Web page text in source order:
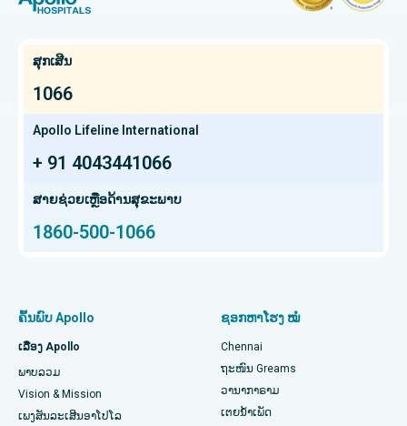
ຊອກຫາແພດຊ່ຽວຊານດ້ານກະເພາະອາຫານ
ຊອກຫາແພດຜ່າຕັດປ່ຽນຖ່າຍອະໄວຍະວະ
ຊອກຫາຜູ້ຊ່ຽວຊານດ້ານຫູ ດັງ ດັງ ແລະ ດັງ
ຊອກຫາໝໍແຂ້ວ
ໂຮງໝໍທີ່ດີທີ່ສຸດໃນ OMR, Chennai
ໂຮງໝໍມະເຮັງທີ່ດີທີ່ສຸດໃນ Bhat, Gandhinagar, Ahmedabad
ໂຮງໝໍມະເຮັງທີ່ດີທີ່ສຸດໃນເມືອງອີເລັກໂທຣນິກ, ບັງກາລໍ
ໂຮງໝໍມະເຮັງທີ່ດີທີ່ສຸດໃນ Teynampet, Chennai
ໂຮງໝໍມະເຮັງທີ່ດີທີ່ສຸດໃນ HSR Layout, Bangalore
ສູນມະເຮັງໂປຣຕອນທີ່ດີທີ່ສຸດໃນ Chennai
ໂຮງໝໍເດັກທີ່ດີທີ່ສຸດໃນ Thousand Lights, Chennai
ໂຮງໝໍທີ່ດີທີ່ສຸດໃນ PH Road, Chennai
ສູນຫົວໃຈທີ່ດີທີ່ສຸດໃນ Thousand Lights, Chennai
ໂຮງໝໍທີ່ດີທີ່ສຸດໃນ Jubilee Hills, Hyderabad
ການຕັດມົດລູກ
Kidney Transplant
Extracorporeal Shockwave Lithotripsy
Liver transplant
ການປັ້ນປອດ
ສະໂພກ Arthroscopy
Total Hip Replacement
ໄວຕິດຕາມການທົດແທນ Knee Knee
Sleeve Gastrectomy
ການຜ່າຕັດ Lasik
ສຸກເສີນ
1066
Apollo Lifeline International
+ 91 4043441066
ສາຍຊ່ວຍເຫຼືອດ້ານສຸຂະພາບ
1860-500-1066
ຄົ້ນພົບ Apollo
ເລື່ອງ Apollo
ພາບລວມ
Vision & Mission
ເພງສັນລະເສີນອາໂປໂລ
ຊອກຫາໂຮງ ໝໍ
Chennai
ຖະໜົນ Greams
ວານາກາຣາມ
ເຕຍນໍ້າເພັດ